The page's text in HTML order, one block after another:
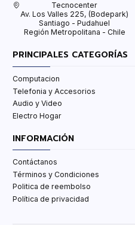
Tecnocenter
Av. Los Valles 225, (Bodepark)
Santiago - Pudahuel
Región Metropolitana - Chile
PRINCIPALES CATEGORÍAS
Computacion
Telefonia y Accesorios
Audio y Video
Electro Hogar
INFORMACIÓN
Contáctanos
Términos y Condiciones
Politica de reembolso
Política de privacidad